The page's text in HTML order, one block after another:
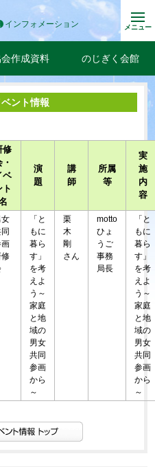
インフォメーション メニュー
作成資料 のじぎく会館
ント情報
修
ベ
ト
演
題
講
師
所属
等
実
施
内
容
女
「と
もに
暮ら
す」
を考
えよ
う～
家庭
と地
域の
男女
共同
参画
から
～
栗
木
剛
さん
motto
ひょ
うご
事務
局長
「と
もに
暮ら
す」
を考
えよ
う～
家庭
と地
域の
男女
共同
参画
から
～